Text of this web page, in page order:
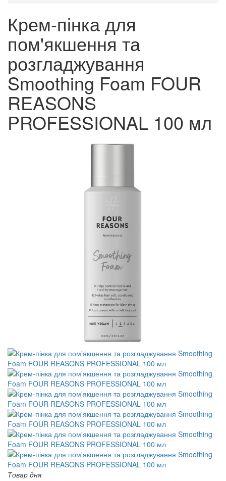
Крем-пінка для
пом'якшення та
розгладжування
Smoothing Foam FOUR
REASONS
PROFESSIONAL 100 мл
Товар дня